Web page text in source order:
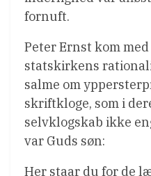
fornuft.
Peter Ernst kom
statskirkens
salme om
skriftkloge, som i
selvklogskab ikke
var Guds søn:
Her staar du for de